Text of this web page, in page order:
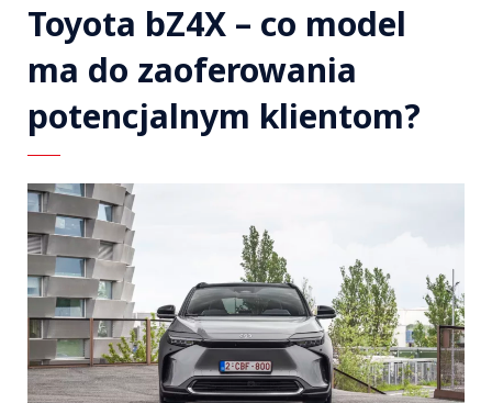
Toyota bZ4X – co model
ma do zaoferowania
potencjalnym klientom?